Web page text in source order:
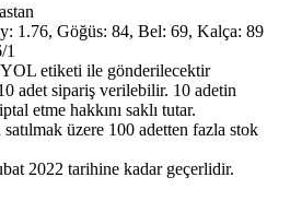
1.76, Göğüs: 84, Bel: 69, Kalça: 89
1
etiketi ile gönderilecektir
adet sipariş verilebilir. 10 adetin
etme hakkını saklı tutar.
üzere 100 adetten fazla stok
2022 tarihine kadar geçerlidir.